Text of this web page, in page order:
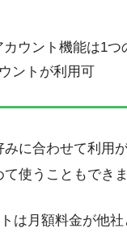
ウント機能は1つ
ントが利用可
に合わせて利用
使うこともできま
は月額料金が他